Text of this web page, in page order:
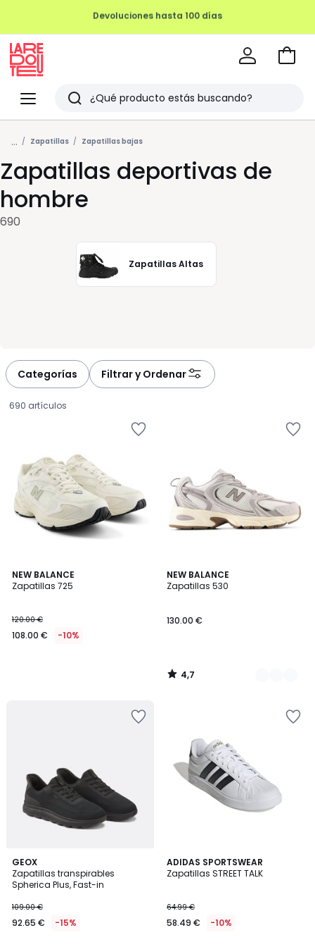
REMATE FINAL HASTA -70%
Menu
Redoute
Buscar
Últimos
artículos
vistos
Ir
... Zapatillas Zapatillas bajas
Zapatillas deportivas de
hombre
690
Zapatillas Altas
Categorías Filtrar y Ordenar
690 artículos
NEW BALANCE
Zapatillas 725
€
en
120.00 €
108.00 € -10%
NEW BALANCE
Zapatillas 530
130.00 €
4,7
/ 5
3
Colores
4,7
/
GEOX
Zapatillas transpirables
Spherica Plus, Fast-in
109.00 €
92.65 € -15%
5
/
5
2
Colores
ADIDAS SPORTSWEAR
Zapatillas STREET TALK
64.99 €
58.49 € -10%
4,7
/ 5
2
Colores